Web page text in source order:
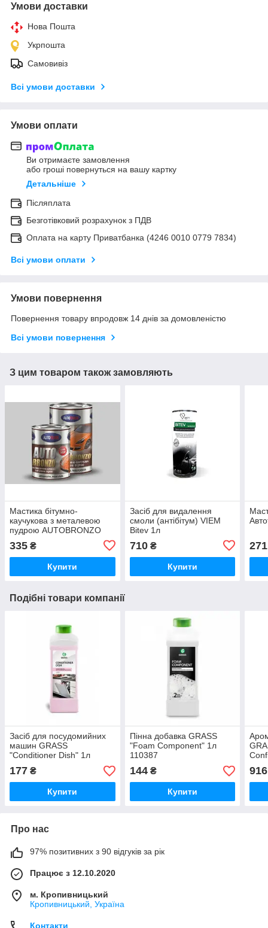
Умови доставки
Нова Пошта
Укрпошта
Самовивіз
Всі умови доставки
Умови оплати
Ви отримаєте замовлення
або гроші повернуться на вашу картку
Детальніше
Післяплата
Безготівковий розрахунок з ПДВ
Оплата на карту Приватбанка (4246 0010 0779 7834)
Всі умови оплати
Умови повернення
Повернення товару впродовж 14 днів за домовленістю
Всі умови повернення
З цим товаром також замовляють
Мастика бітумно-
каучукова з металевою
пудрою AUTOBRONZO
335 ₴
Купити
Засіб для видалення
смоли (антібітум) VIEM
Bitev 1л
710₴
Купити
271
Подібні товари компанії
Засіб для посудомийних
машин GRASS
"Conditioner Dish" 1л
216100
177 ₴
Купити
Пінна добавка GRASS
"Foam Component" 1л
110387
144₴
Купити
916
Про нас
97% позитивних з 90 відгуків за рік
Працює з 12.10.2020
м. Кропивницький
Кропивницький, Україна
Контакти